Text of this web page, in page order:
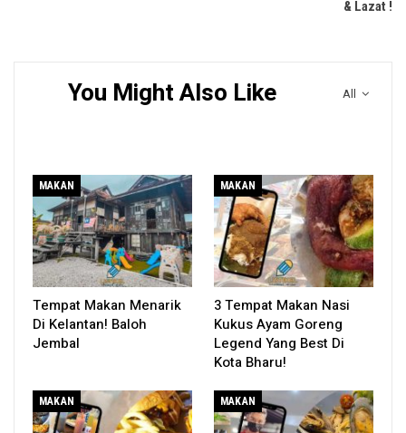
& Lazat !
All
You Might Also Like
MAKAN
Tempat Makan Menarik
Di Kelantan! Baloh
Jembal
MAKAN
3 Tempat Makan Nasi
Kukus Ayam Goreng
Legend Yang Best Di
Kota Bharu!
MAKAN MAKAN